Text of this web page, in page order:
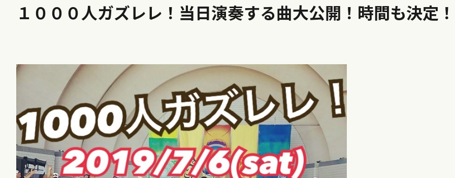
１０００人ガズレレ！当日演奏する曲大公開！時間も決定！